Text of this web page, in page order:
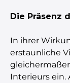
Die Präsenz
In ihrer
erstaunliche
Interieurs ein.